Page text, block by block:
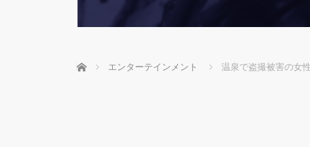
ホーム エンターテインメント 温泉で盗撮被害の女